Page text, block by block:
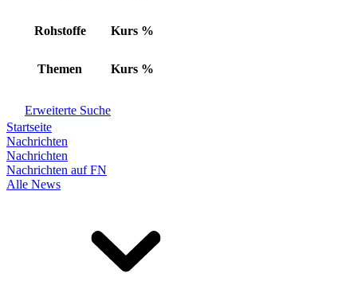
Rohstoffe Kurs %
Themen Kurs %
Erweiterte Suche
Startseite
Nachrichten
Nachrichten
Nachrichten auf FN
Alle News